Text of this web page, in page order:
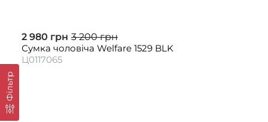
Фільтр
2 980 грн 3 200 грн
Сумка чоловіча Welfare 1529 BLK
Ц0117065